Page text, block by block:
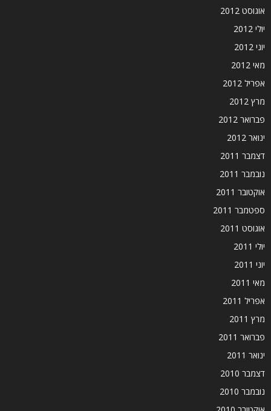
אוגוסט 2012
יולי 2012
יוני 2012
מאי 2012
אפריל 2012
מרץ 2012
פברואר 2012
ינואר 2012
דצמבר 2011
נובמבר 2011
אוקטובר 2011
ספטמבר 2011
אוגוסט 2011
יולי 2011
יוני 2011
מאי 2011
אפריל 2011
מרץ 2011
פברואר 2011
ינואר 2011
דצמבר 2010
נובמבר 2010